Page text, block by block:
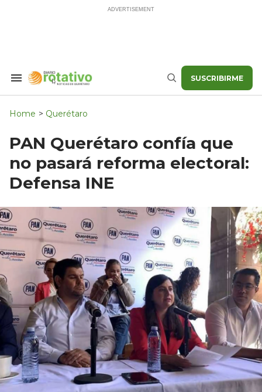
Search
Navigation
Buscar SUSCRIBIRME
Home > Querétaro
PAN Querétaro confía que
no pasará reforma electoral:
Defensa INE